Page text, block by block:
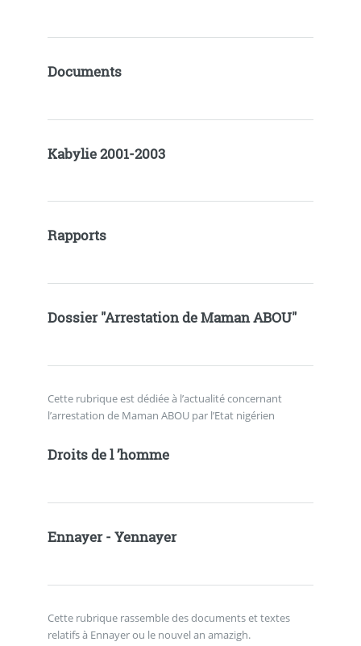
Documents
Kabylie 2001-2003
Rapports
Dossier "Arrestation de Maman ABOU"
Cette rubrique est dédiée à l’actualité concernant
l’arrestation de Maman ABOU par l’Etat nigérien
Droits de l ’homme
Ennayer - Yennayer
Cette rubrique rassemble des documents et textes
relatifs à Ennayer ou le nouvel an amazigh.